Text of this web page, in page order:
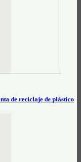
de reciclaje de plástico